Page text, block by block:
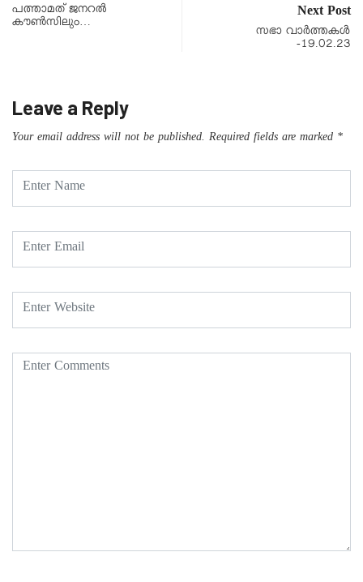
പത്താമത് ജനറൽ
കൗൺസിലും…
Next Post
സഭാ വാർത്തകൾ
-19.02.23
Leave a Reply
Your email address will not be published. Required fields are marked *